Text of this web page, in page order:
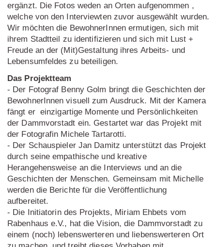
ergänzt. Die Fotos weden an Orten aufgenommen ,
welche von den Interviewten zuvor ausgewählt wurden.
Wir möchten die BewohnerInnen ermutigen, sich mit
ihrem Stadtteil zu identifizieren und sich mit Lust +
Freude an der (Mit)Gestaltung ihres Arbeits- und
Lebensumfeldes zu beteiligen.
Das Projektteam
- Der Fotograf Benny Golm bringt die Geschichten der
BewohnerInnen visuell zum Ausdruck. Mit der Kamera
fängt er einzigartige Momente und Persönlichkeiten
der Dammvorstadt ein. Gestartet war das Projekt mit
der Fotografin Michele Tartarotti.
- Der Schauspieler Jan Damitz unterstützt das Projekt
durch seine empathische und kreative
Herangehensweise an die Interviews und an die
Geschichten der Menschen. Gemeinsam mit Michelle
werden die Berichte für die Veröffentlichung
aufbereitet.
- Die Initiatorin des Projekts, Miriam Ehbets vom
Rabenhaus e.V., hat die Vision, die Dammvorstadt zu
einem (noch) lebenswerteren und liebenswerteren Ort